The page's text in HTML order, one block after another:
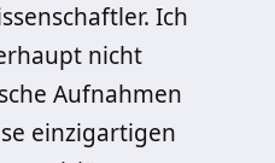
Ich
nicht
Aufnah­men
einzigartigen